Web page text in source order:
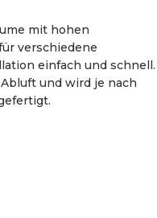
mit hohen
verschiedene
einfach und schnell.
und wird je nach